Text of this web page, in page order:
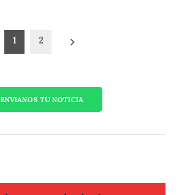
1 2
ENVIANOS TU NOTICIA